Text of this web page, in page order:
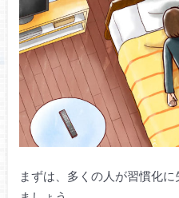
まずは、多くの人が習慣化